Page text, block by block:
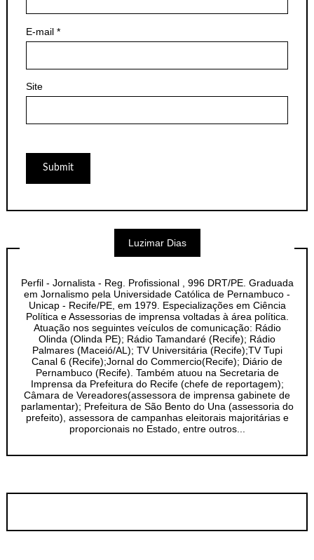
E-mail *
Site
Luzimar Dias
Perfil - Jornalista - Reg. Profissional , 996 DRT/PE. Graduada
em Jornalismo pela Universidade Católica de Pernambuco -
Unicap - Recife/PE, em 1979. Especializações em Ciência
Política e Assessorias de imprensa voltadas à área política.
Atuação nos seguintes veículos de comunicação: Rádio
Olinda (Olinda PE); Rádio Tamandaré (Recife); Rádio
Palmares (Maceió/AL); TV Universitária (Recife);TV Tupi
Canal 6 (Recife);Jornal do Commercio(Recife); Diário de
Pernambuco (Recife). Também atuou na Secretaria de
Imprensa da Prefeitura do Recife (chefe de reportagem);
Câmara de Vereadores(assessora de imprensa gabinete de
parlamentar); Prefeitura de São Bento do Una (assessoria do
prefeito), assessora de campanhas eleitorais majoritárias e
proporcionais no Estado, entre outros...